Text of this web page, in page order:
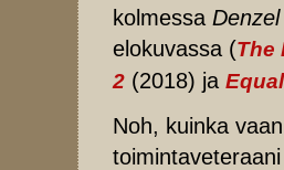
kolmessa
elokuvassa (The
2 (2018) ja
Noh, kuinka